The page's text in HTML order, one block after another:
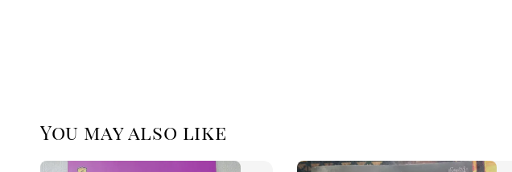
You may also like